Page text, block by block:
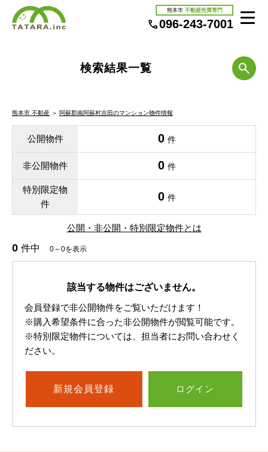
熊本市 不動産売買専門
096-243-7001
検索結果一覧
熊本市 不動産 ＞ 阿蘇郡南阿蘇村吉田のマンション物件情報
公開物件 0 件
非公開物件 0 件
特別限定物
件
0 件
公開・非公開・特別限定物件とは
0 件中 0～0を表示
該当する物件はございません。
会員登録で非公開物件をご覧いただけます！
※購入希望条件に合った非公開物件が閲覧可能です。
※特別限定物件については、担当者にお問い合わせく
ださい。
新規会員登録 ログイン